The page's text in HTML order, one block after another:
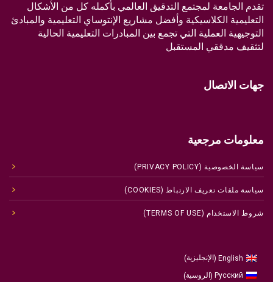
تقدم الجامعة لمجتمع التدقيق العالمي بأكمله كل من الأشكال
التعليمية الكلاسيكية وأفضل مشاريع الإنتوساي التعليمية والمبادئ
التوجيهية العملية التي تجمع بين المبادرات التعليمية الحالية
لتثقيف مدققي المستقبل
جهات الاتصال
معلومات مرجعية
سياسة الخصوصية (PRIVACY POLICY)
سياسة ملفات تعريف الارتباط (COOKIES)
شروط الاستخدام (TERMS OF USE)
English
(الإنجليزية)
Русский
(الروسية)